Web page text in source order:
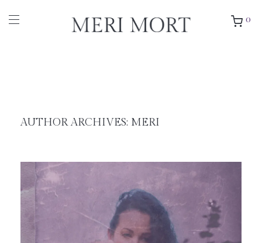
0
AUTHOR ARCHIVES: MERI